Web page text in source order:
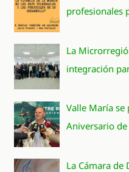
profesionales
La
integración
Valle María se
Aniversario
La Cámara de